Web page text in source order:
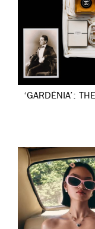
‘GARDÉNIA’: